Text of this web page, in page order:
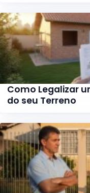
Como Legalizar
do seu Terreno